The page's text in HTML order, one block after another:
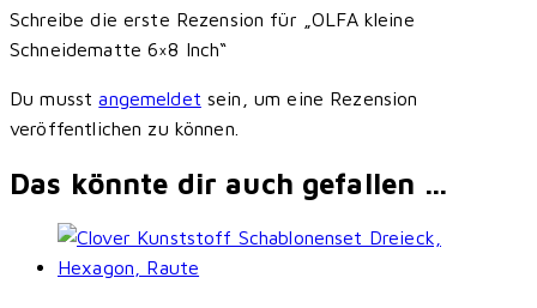
Schreibe die erste Rezension für „OLFA kleine
Schneidematte 6×8 Inch“
Du musstangemeldet sein, um eine Rezension
veröffentlichen zu können.
Das könnte dir auch gefallen …